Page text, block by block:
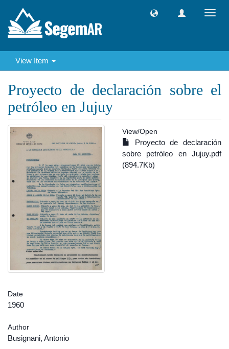
View Item
Proyecto de declaración sobre el
petróleo en Jujuy
View/Open
Proyecto de declaración
sobre petróleo en Jujuy.pdf
(894.7Kb)
Date
1960
Author
Busignani, Antonio